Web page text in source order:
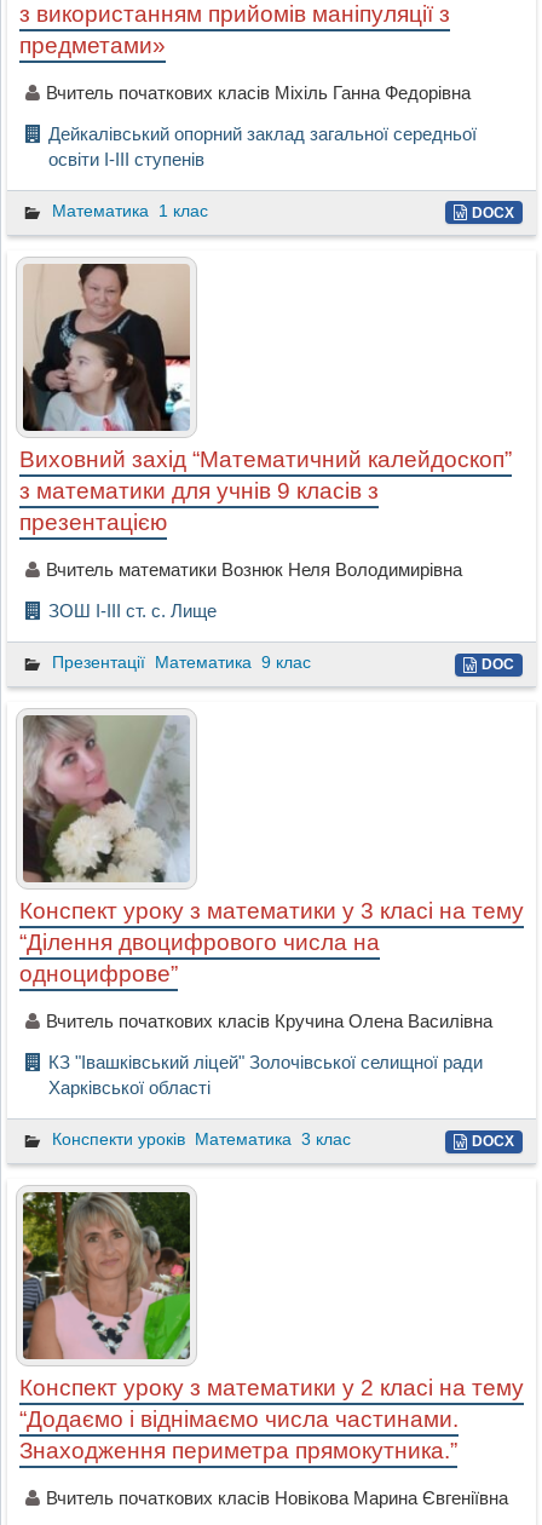
з використанням прийомів маніпуляції з
предметами»
Вчитель початкових класів Міхіль Ганна Федорівна
Дейкалівський опорний заклад загальної середньої
освіти I-III ступенів
Математика 1 клас DOCX
Виховний захід “Математичний калейдоскоп”
з математики для учнів 9 класів з
презентацією
Вчитель математики Вознюк Неля Володимирівна
ЗОШ І-ІІІ ст. с. Лище
Презентації Математика 9 клас DOC
Конспект уроку з математики у 3 класі на тему
“Ділення двоцифрового числа на
одноцифрове”
Вчитель початкових класів Кручина Олена Василівна
КЗ "Івашківський ліцей" Золочівської селищної ради
Харківської області
Конспекти уроків Математика 3 клас DOCX
Конспект уроку з математики у 2 класі на тему
“Додаємо і віднімаємо числа частинами.
Знаходження периметра прямокутника.”
Вчитель початкових класів Новікова Марина Євгеніївна